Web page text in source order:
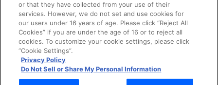
公式X バンダイナムコフィルムワークス
or that they have collected from your use of their
services. However, we do not set and use cookies for
our users under 16 years of age. Please click “Reject All
Cookies” if you are under the age of 16 or to reject all
cookies. To customize your cookie settings, please click
“Cookie Settings”.
Privacy Policy
Do Not Sell or Share My Personal Information